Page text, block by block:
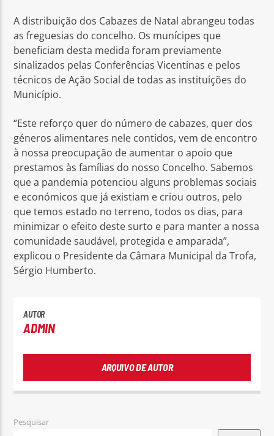
A distribuição dos Cabazes de Natal abrangeu todas
as freguesias do concelho. Os munícipes que
beneficiam desta medida foram previamente
sinalizados pelas Conferências Vicentinas e pelos
técnicos de Ação Social de todas as instituições do
Município.
“Este reforço quer do número de cabazes, quer dos
géneros alimentares nele contidos, vem de encontro
à nossa preocupação de aumentar o apoio que
prestamos às famílias do nosso Concelho. Sabemos
que a pandemia potenciou alguns problemas sociais
e económicos que já existiam e criou outros, pelo
que temos estado no terreno, todos os dias, para
minimizar o efeito deste surto e para manter a nossa
comunidade saudável, protegida e amparada”,
explicou o Presidente da Câmara Municipal da Trofa,
Sérgio Humberto.
AUTOR
ADMIN
ARQUIVO DE AUTOR
Pesquisar